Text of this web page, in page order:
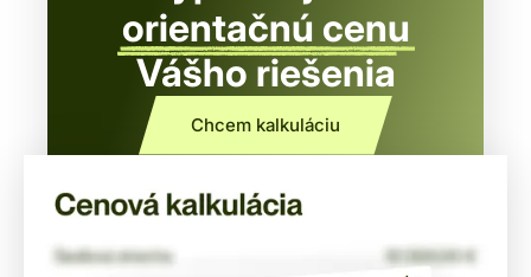
orientačnú cenu
Vášho riešenia
Chcem kalkuláciu